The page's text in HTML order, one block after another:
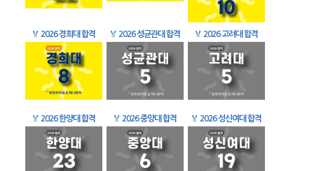
🏅 2026 경희대 합격 🏅 2026 성균관대 합격 🏅 2026 고려대 합격
🏅 2026 한양대 합격 🏅 2026 중앙대 합격 🏅 2026 성신여대 합격